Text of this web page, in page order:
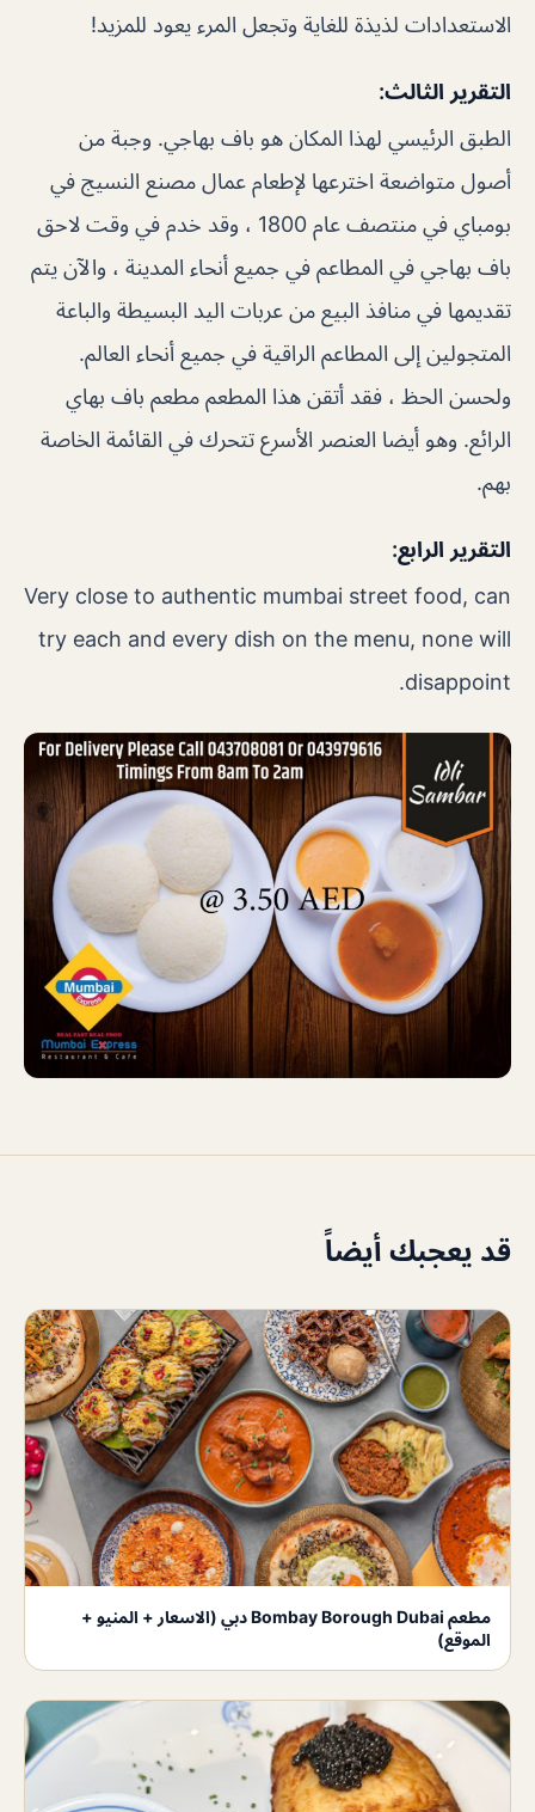
الاستعدادات لذيذة للغاية وتجعل المرء يعود للمزيد!
التقرير الثالث:
الطبق الرئيسي لهذا المكان هو باف بهاجي. وجبة من
أصول متواضعة اخترعها لإطعام عمال مصنع النسيج في
بومباي في منتصف عام 1800 ، وقد خدم في وقت لاحق
باف بهاجي في المطاعم في جميع أنحاء المدينة ، والآن يتم
تقديمها في منافذ البيع من عربات اليد البسيطة والباعة
المتجولين إلى المطاعم الراقية في جميع أنحاء العالم.
ولحسن الحظ ، فقد أتقن هذا المطعم مطعم باف بهاي
الرائع. وهو أيضا العنصر الأسرع تتحرك في القائمة الخاصة
بهم.
التقرير الرابع:
Very close to authentic mumbai street food, can
try each and every dish on the menu, none will
disappoint.
قد يعجبك أيضاً
مطعم Bombay Borough Dubai دبي (الاسعار + المنيو +
الموقع)